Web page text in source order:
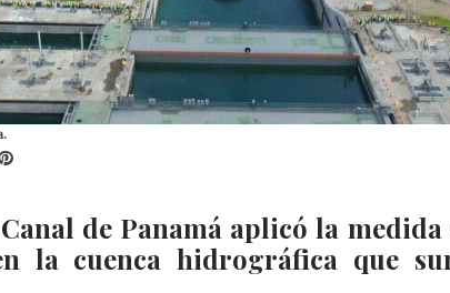
Pinterest
de Panamá aplicó la
la cuenca hidrográfica que